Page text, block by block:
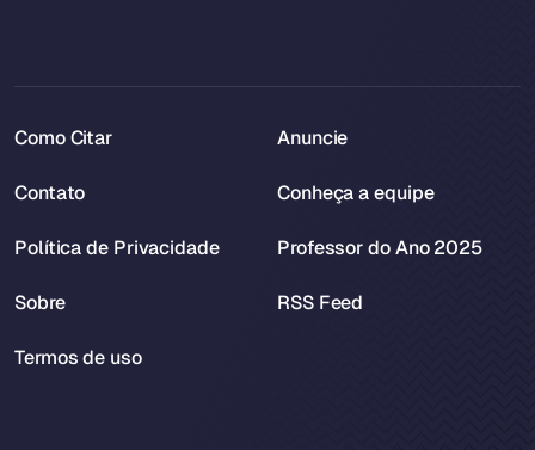
Como Citar
Contato
Política de Privacidade
Sobre
Termos de uso
Anuncie
Conheça a equipe
Professor do Ano 2025
RSS Feed